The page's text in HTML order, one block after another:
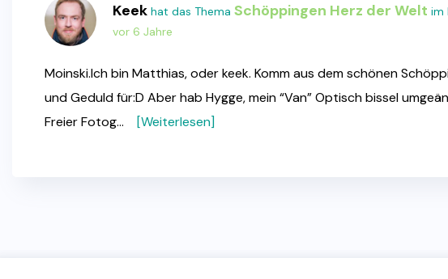
Keek hat das Thema Schöppingen Herz der Welt im
vor 6 Jahre
Moinski.Ich bin Matthias, oder keek. Komm aus dem schönen
und Geduld für:D Aber hab Hygge, mein “Van” Optisch bissel
Freier Fotog…
[Weiterlesen]